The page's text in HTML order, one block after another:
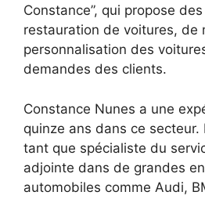
Constance”, qui propose
restauration de voitures, de
personnalisation des
demandes des clients.
Constance Nunes a une
quinze ans dans ce secteur.
tant que spécialiste du
adjointe dans de grandes
automobiles comme Audi,